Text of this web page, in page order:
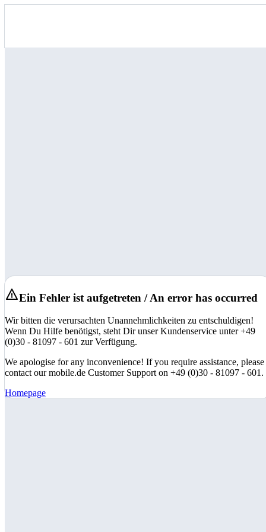
Ein Fehler ist aufgetreten / An error has occurred
Wir bitten die verursachten Unannehmlichkeiten zu entschuldigen!
Wenn Du Hilfe benötigst, steht Dir unser Kundenservice unter +49
(0)30 - 81097 - 601 zur Verfügung.
We apologise for any inconvenience! If you require assistance, please
contact our mobile.de Customer Support on +49 (0)30 - 81097 - 601.
Homepage